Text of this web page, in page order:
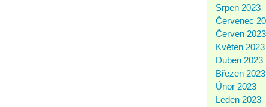
Srpen 2023
Červenec
Červen 2023
Květen 2023
Duben 2023
Březen 2023
Únor 2023
Leden 2023